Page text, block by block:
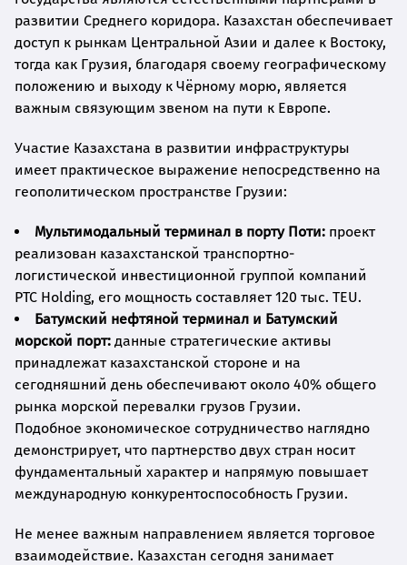
развитии Среднего коридора. Казахстан обеспечивает
доступ к рынкам Центральной Азии и далее к Востоку,
тогда как Грузия, благодаря своему географическому
положению и выходу к Чёрному морю, является
важным связующим звеном на пути к Европе.
Участие Казахстана в развитии инфраструктуры
имеет практическое выражение непосредственно на
геополитическом пространстве Грузии:
Мультимодальный терминал в порту Поти: проект
реализован казахстанской транспортно-
логистической инвестиционной группой компаний
PTC Holding, его мощность составляет 120 тыс. TEU.
Батумский нефтяной терминал и Батумский
морской порт: данные стратегические активы
принадлежат казахстанской стороне и на
сегодняшний день обеспечивают около 40% общего
рынка морской перевалки грузов Грузии.
Подобное экономическое сотрудничество наглядно
демонстрирует, что партнерство двух стран носит
фундаментальный характер и напрямую повышает
международную конкурентоспособность Грузии.
Не менее важным направлением является торговое
взаимодействие. Казахстан сегодня занимает